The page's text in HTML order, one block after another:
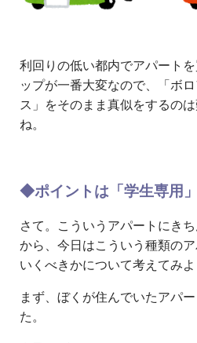
利回りの低い都内でアパート
ップが一番大変なので、「ボ
ス」をそのまま真似をするの
ね。
◆ポイントは「学生専用」
さて。こういうアパートにき
から、今日はこういう種類の
いくべきかについて考えてみよ
まず、ぼくが住んでいたアパ
た。